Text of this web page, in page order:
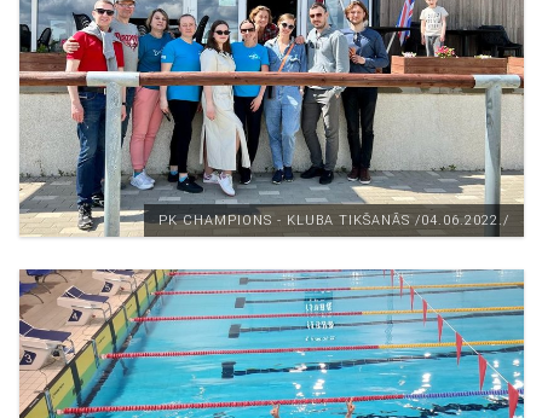
PK CHAMPIONS - KLUBA TIKŠANĀS /04.06.2022./